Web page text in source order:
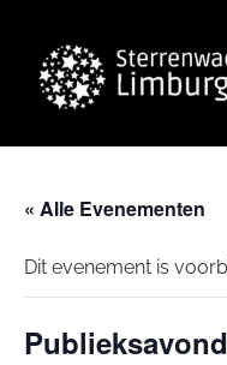
« Alle Evenementen
Dit evenement is